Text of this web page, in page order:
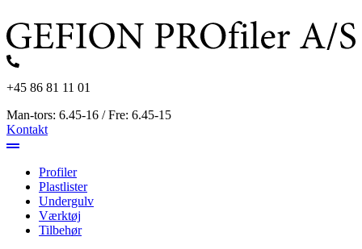
til
indhold
+45 86 81 11 01
Man-tors: 6.45-16 / Fre: 6.45-15
Kontakt
Profiler
Plastlister
Undergulv
Værktøj
Tilbehør